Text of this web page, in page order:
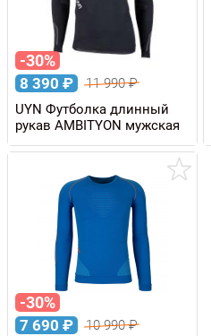
-30%
8 390 ₽ 11 990₽
UYN Футболка длинный
рукав AMBITYON мужская
-30%
7 690 ₽ 10 990₽